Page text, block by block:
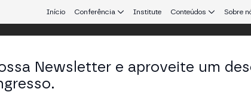
Início Conferência Institute Conteúdos Sobre
Newsletter e aproveite um